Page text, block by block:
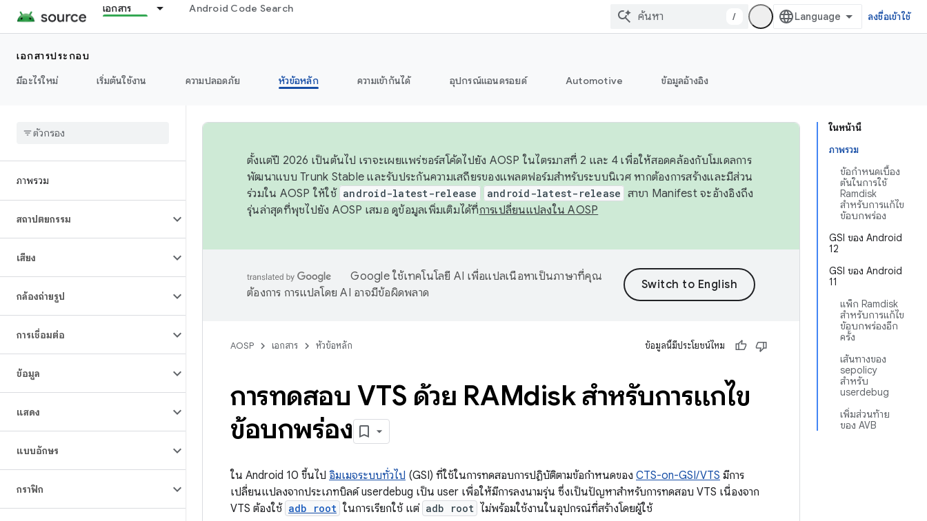
เอกสาร Android Code Search
/ ลงชื่อเข้าใช้
เอกสารประกอบ
มีอะไรใหม่
เริ่มต้นใช้งาน ความปลอดภัย หัวข้อหลัก ความเข้ากันได้ อุปกรณ์แอนดรอยด์ Automotive ข้อมูลอ้างอิง
ภาพรวม
สถาปัตยกรรม
เสียง
กล้องถ่ายรูป
การเชื่อมต่อ
ข้อมูล
แสดง
แบบอักษร
กราฟิก
ในหน้านี้
ภาพรวม
ข้อกำหนดเบื้อง
ต้นในการใช้
Ramdisk
สำหรับการแก้ไข
ข้อบกพร่อง
GSI ของ Android
12
GSI ของ Android
11
แพ็ก Ramdisk
สำหรับการแก้ไข
ข้อบกพร่องอีก
ครั้ง
เส้นทางของ
sepolicy
สำหรับ
userdebug
เพิ่มส่วนท้าย
ของ AVB
ตั้งแต่ปี 2026 เป็นต้นไป เราจะเผยแพร่ซอร์สโค้ดไปยัง AOSP ในไตรมาสที่ 2 และ 4 เพื่อให้สอดคล้องกับโมเดลการ
พัฒนาแบบ Trunk Stable และรับประกันความเสถียรของแพลตฟอร์มสำหรับระบบนิเวศ หากต้องการสร้างและมีส่วน
ร่วมใน AOSP ให้ใช้ android-latest-release android-latest-release สาขา Manifest จะอ้างอิงถึง
รุ่นล่าสุดที่พุชไปยัง AOSP เสมอ ดูข้อมูลเพิ่มเติมได้ที่การเปลี่ยนแปลงใน AOSP
Google ใช้เทคโนโลยี AI เพื่อแปลเนื้อหาเป็นภาษาที่คุณ
ต้องการ การแปลโดย AI อาจมีข้อผิดพลาด
AOSP เอกสาร หัวข้อหลัก ข้อมูลนี้มีประโยชน์ไหม
การทดสอบ VTS ด้วย RAMdisk สำหรับการแก้ไข
ข้อบกพร่อง
ใน Android 10 ขึ้นไป อิมเมจระบบทั่วไป (GSI) ที่ใช้ในการทดสอบการปฏิบัติตามข้อกำหนดของ CTS-on-GSI/VTS มีการ
เปลี่ยนแปลงจากประเภทบิลด์ userdebug เป็น user เพื่อให้มีการลงนามรุ่น ซึ่งเป็นปัญหาสำหรับการทดสอบ VTS เนื่องจาก
VTS ต้องใช้ adb root ในการเรียกใช้ แต่ adb root ไม่พร้อมใช้งานในอุปกรณ์ที่สร้างโดยผู้ใช้